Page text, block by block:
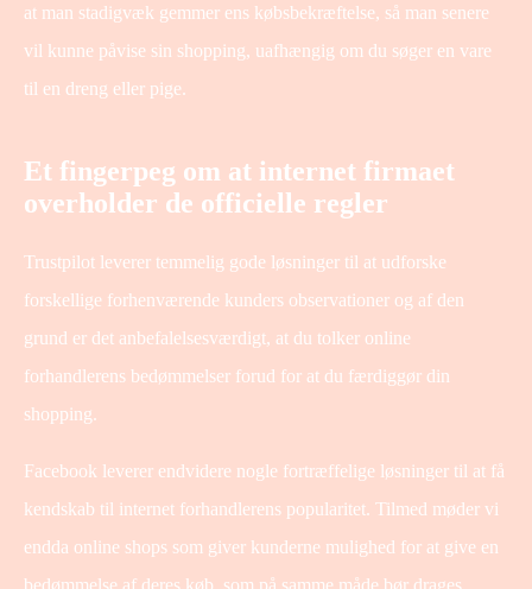
at man stadigvæk gemmer ens købsbekræftelse, så man senere
vil kunne påvise sin shopping, uafhængig om du søger en vare
til en dreng eller pige.
Et fingerpeg om at internet firmaet
overholder de officielle regler
Trustpilot leverer temmelig gode løsninger til at udforske
forskellige forhenværende kunders observationer og af den
grund er det anbefalelsesværdigt, at du tolker online
forhandlerens bedømmelser forud for at du færdiggør din
shopping.
Facebook leverer endvidere nogle fortræffelige løsninger til at få
kendskab til internet forhandlerens popularitet. Tilmed møder vi
endda online shops som giver kunderne mulighed for at give en
bedømmelse af deres køb, som på samme måde bør drages